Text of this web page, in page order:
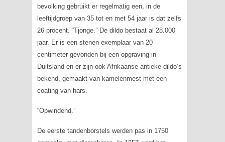
bevolking gebruikt er regelmatig een, in de
leeftijdgroep van 35 tot en met 54 jaar is dat zelfs
26 procent. “Tjonge.” De dildo bestaat al 28.000
jaar. Er is een stenen exemplaar van 20
centimeter gevonden bij een opgraving in
Duitsland en er zijn ook Afrikaanse antieke dildo’s
bekend, gemaakt van kamelenmest met een
coating van hars.
“Opwindend.”
De eerste tandenborstels werden pas in 1750